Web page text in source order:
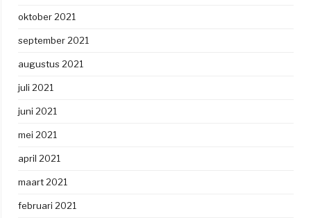
oktober 2021
september 2021
augustus 2021
juli 2021
juni 2021
mei 2021
april 2021
maart 2021
februari 2021